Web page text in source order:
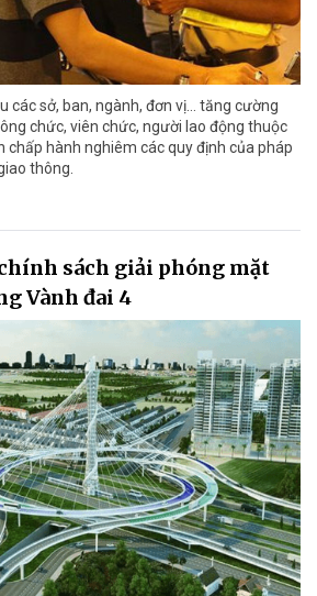
các sở, ban, ngành, đơn vị… tăng cường
chức, viên chức, người lao động thuộc
chấp hành nghiêm các quy định của pháp
thông.
sách giải phóng mặt
Vành đai 4